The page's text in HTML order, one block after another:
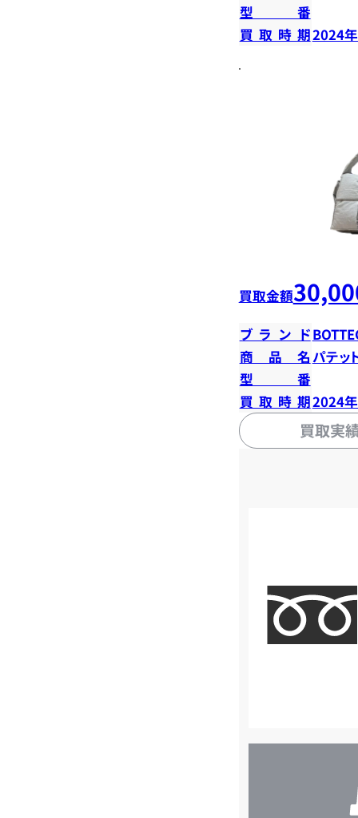
型番
買取時期2024
買取金額
ブランド
商品名 パテッ
型番
買取時期2024
買取実